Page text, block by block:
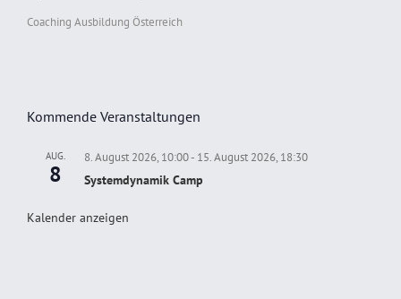
Coaching Ausbildung Österreich
Kommende Veranstaltungen
AUG.
8
8. August 2026, 10:00- 15. August 2026, 18:30
Systemdynamik Camp
Kalender anzeigen